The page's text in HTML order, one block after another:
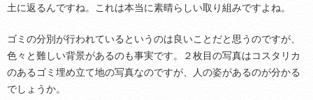
土に返るんですね。これは本当に素晴らしい取り組みですよね。
ゴミの分別が行われているというのは良いことだと思うのですが、
色々と難しい背景があるのも事実です。２枚目の写真はコスタリカ
のあるゴミ埋め立て地の写真なのですが、人の姿があるのが分かる
でしょうか。